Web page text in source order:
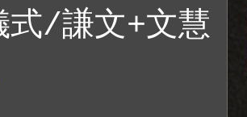
式/謙文+文慧